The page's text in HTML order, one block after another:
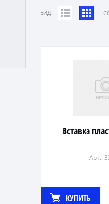
ВИД:
Вставка
Арт.:
КУПИТЬ